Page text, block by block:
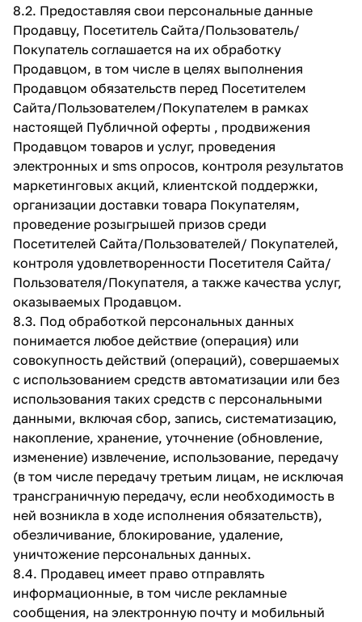
8.2. Предоставляя свои персональные данные
Продавцу, Посетитель Сайта/Пользователь/
Покупатель соглашается на их обработку
Продавцом, в том числе в целях выполнения
Продавцом обязательств перед Посетителем
Сайта/Пользователем/Покупателем в рамках
настоящей Публичной оферты , продвижения
Продавцом товаров и услуг, проведения
электронных и sms опросов, контроля результатов
маркетинговых акций, клиентской поддержки,
организации доставки товара Покупателям,
проведение розыгрышей призов среди
Посетителей Сайта/Пользователей/ Покупателей,
контроля удовлетворенности Посетителя Сайта/
Пользователя/Покупателя, а также качества услуг,
оказываемых Продавцом.
8.3. Под обработкой персональных данных
понимается любое действие (операция) или
совокупность действий (операций), совершаемых
с использованием средств автоматизации или без
использования таких средств с персональными
данными, включая сбор, запись, систематизацию,
накопление, хранение, уточнение (обновление,
изменение) извлечение, использование, передачу
(в том числе передачу третьим лицам, не исключая
трансграничную передачу, если необходимость в
ней возникла в ходе исполнения обязательств),
обезличивание, блокирование, удаление,
уничтожение персональных данных.
8.4. Продавец имеет право отправлять
информационные, в том числе рекламные
сообщения, на электронную почту и мобильный